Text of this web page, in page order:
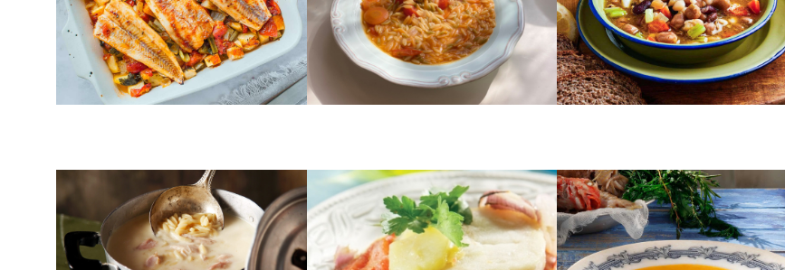
Κοτόσουπα με κριθαράκι
Μπακαλιάρος λεμονάτος
στην κατσαρόλα
ΑΛΜΥΡΑ
Ψαρόσουπα
ΣΟΥΠΕΣ